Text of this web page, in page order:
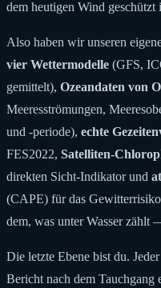
dem heutigen Wind geschützt
Also haben wir unseren
vier Wettermodelle (GFS,
gemittelt), Ozeandaten von
Meeresströmungen,
und -periode), echte
FES2022, Satelliten-
direkten Sicht-Indikator und
(CAPE) für das
dem, was unter Wasser zählt
Die letzte Ebene bist du.
Bericht nach dem